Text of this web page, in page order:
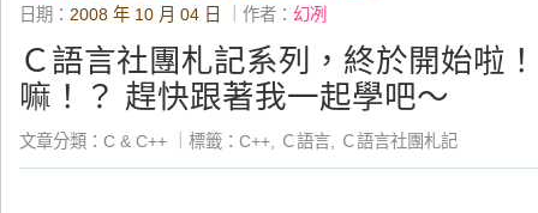
日期： 2008 年 10 月 04 日 ｜作者： 幻冽
Ｃ語言社團札記系列，終於開始啦
嘛！？ 趕快跟著我一起學吧～
文章分類： C & C++ 標籤： C++ Ｃ語言 Ｃ語言社團札記